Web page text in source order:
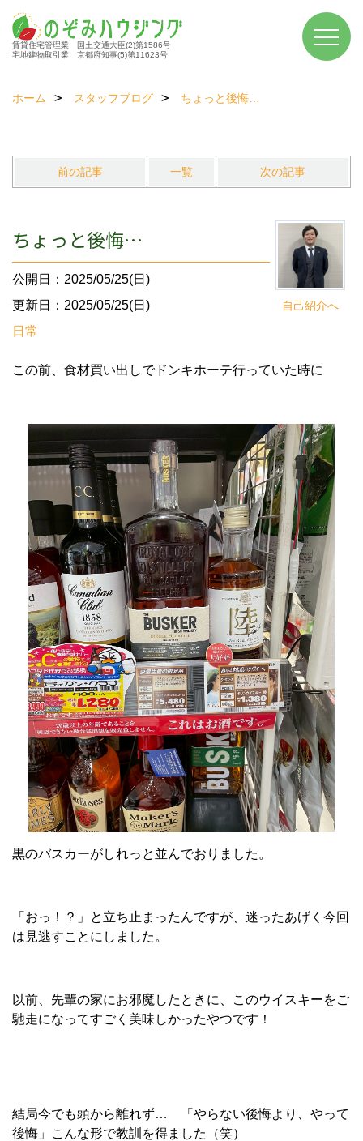
賃貸住宅管理業 国土交通大臣(2)第1586号
宅地建物取引業 京都府知事(5)第11623号
ホーム スタッフブログ ちょっと後悔…
前の記事 一覧 次の記事
自己紹介へ
ちょっと後悔…
公開日：2025/05/25(日)
更新日：2025/05/25(日)
日常
この前、食材買い出しでドンキホーテ行っていた時に
黒のバスカーがしれっと並んでおりました。
「おっ！？」と立ち止まったんですが、迷ったあげく今回
は見逃すことにしました。
以前、先輩の家にお邪魔したときに、このウイスキーをご
馳走になってすごく美味しかったやつです！
結局今でも頭から離れず… 「やらない後悔より、やって
後悔」こんな形で教訓を得ました（笑）